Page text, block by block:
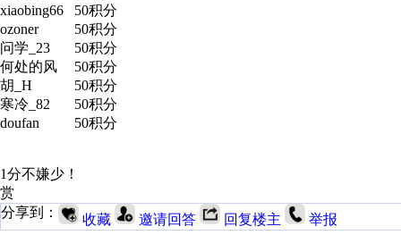
xiaobing66
50积分
ozoner
50积分
问学_23
50积分
何处的风
50积分
胡_H
50积分
寒冷_82
50积分
doufan
50积分
1分不嫌少！
赏
分享到：
收藏 邀请回答 回复楼主 举报